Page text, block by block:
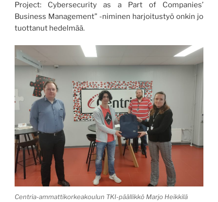
Project: Cybersecurity as a Part of Companies’
Business Management” -niminen harjoitustyö onkin jo
tuottanut hedelmää.
Centria-ammattikorkeakoulun TKI-päällikkö Marjo Heikkilä